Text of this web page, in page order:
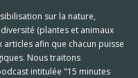
sur la nature,
(plantes et animaux
afin que chacun puisse
Nous traitons
intitulée "15 minutes